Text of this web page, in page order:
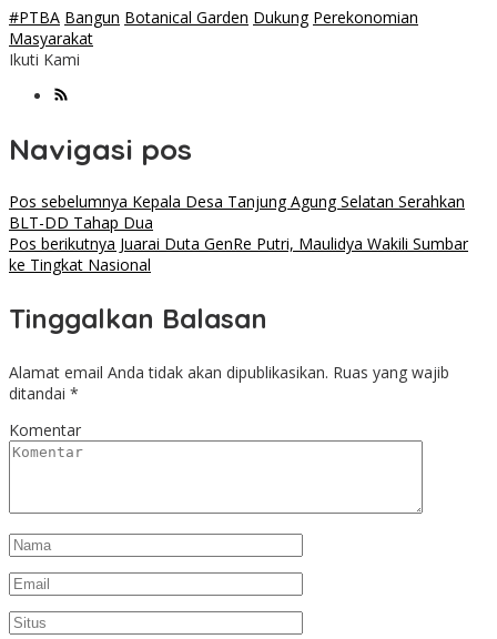
#PTBA Bangun Botanical Garden Dukung Perekonomian
Masyarakat
Ikuti Kami
Navigasi pos
Pos sebelumnya Kepala Desa Tanjung Agung Selatan Serahkan
BLT-DD Tahap Dua
Pos berikutnya Juarai Duta GenRe Putri, Maulidya Wakili Sumbar
ke Tingkat Nasional
Tinggalkan Balasan
Alamat email Anda tidak akan dipublikasikan. Ruas yang wajib
ditandai *
Komentar